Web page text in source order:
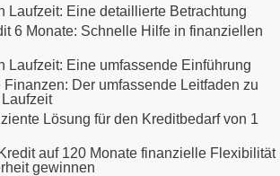
Laufzeit: Eine detaillierte Betrachtung
6 Monate: Schnelle Hilfe in finanziellen
Laufzeit: Eine umfassende Einführung
Der umfassende Leitfaden zu
Lösung für den Kreditbedarf von 1
auf 120 Monate finanzielle Flexibilität
gewinnen